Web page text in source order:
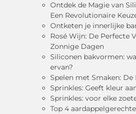
Ontdek de Magie van
Een Revolutionaire
Ontketen je innerlijke
Rosé Wijn: De Perfecte
Zonnige Dagen
Siliconen bakvormen:
ervan?
Spelen met Smaken:
Sprinkles: Geeft kleur
Sprinkles: voor elke
Top 4